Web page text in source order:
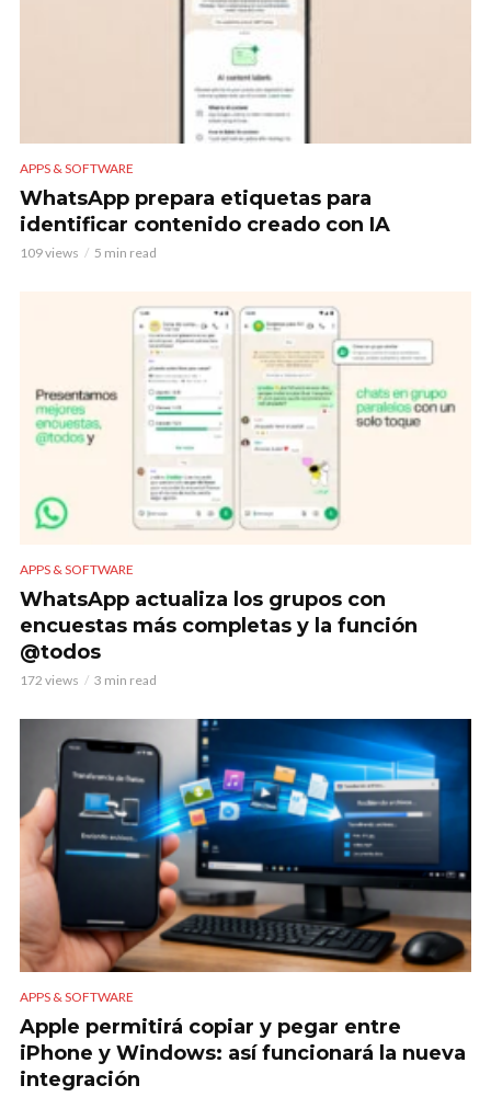
APPS & SOFTWARE
WhatsApp prepara etiquetas para
identificar contenido creado con IA
109 views 5 min read
APPS & SOFTWARE
WhatsApp actualiza los grupos con
encuestas más completas y la función
@todos
172 views 3 min read
APPS & SOFTWARE
Apple permitirá copiar y pegar entre
iPhone y Windows: así funcionará la nueva
integración